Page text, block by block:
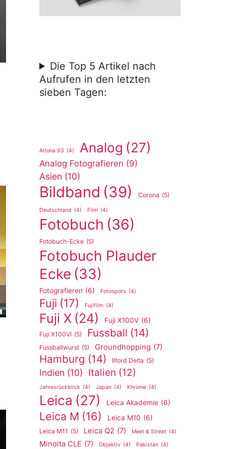
Die Top 5 Artikel nach
Aufrufen in den letzten
sieben Tagen:
Altona 93 (4) Analog (27)
Analog Fotografieren (9)
Asien (10)
Bildband (39) Corona (5)
Deutschland (4) Film (4)
Fotobuch (36)
Fotobuch-Ecke (5)
Fotobuch Plauder
Ecke (33)
Fotografieren (6) Fotospots (4)
Fuji (17) Fujifilm (4)
Fuji X (24) Fuji X100V (6)
Fuji X100VI (5) Fussball (14)
Fussballwurst (5) Groundhopping (7)
Hamburg (14) Ilford Delta (5)
Indien (10) Italien (12)
Jahresrückblick (4) Japan (4) Khrome (4)
Leica (27) Leica Akademie (6)
Leica M (16) Leica M10 (6)
Leica M11 (5) Leica Q2 (7) Meet & Street (4)
Minolta CLE (7) Objektiv (4) Pakistan (4)